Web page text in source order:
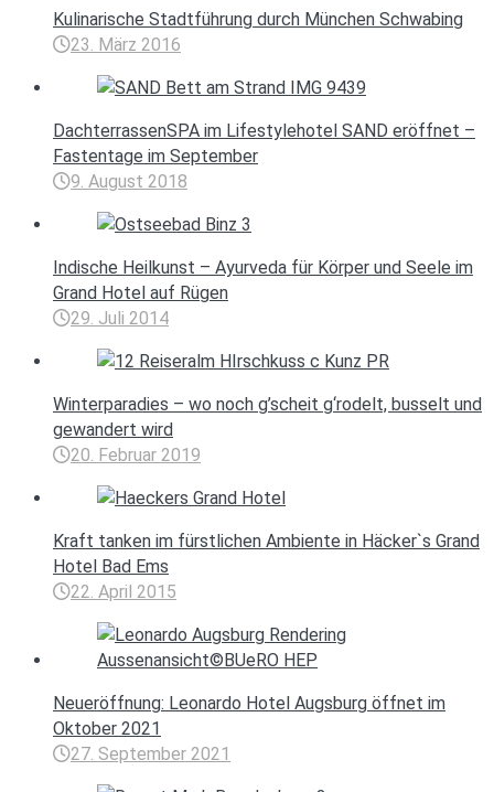
Kulinarische Stadtführung durch München Schwabing
23. März 2016
DachterrassenSPA im Lifestylehotel SAND eröffnet –
Fastentage im September
9. August 2018
Indische Heilkunst – Ayurveda für Körper und Seele im
Grand Hotel auf Rügen
29. Juli 2014
Winterparadies – wo noch g’scheit g‘rodelt, busselt und
gewandert wird
20. Februar 2019
Kraft tanken im fürstlichen Ambiente in Häcker`s Grand
Hotel Bad Ems
22. April 2015
Neueröffnung: Leonardo Hotel Augsburg öffnet im
Oktober 2021
27. September 2021